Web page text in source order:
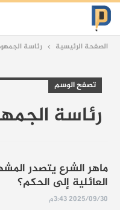
الصفحة الرئيسية رئاسة
تصفح الوسم
رئاسة
ماهر الشرع يتصدر
العائلية إلى الحكم؟
2025/09/30 3:43م